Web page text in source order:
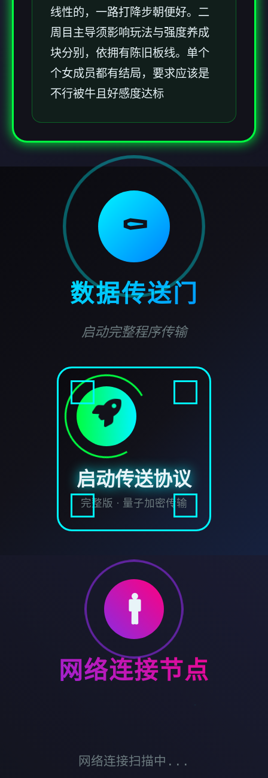
线性的，一路打降步朝便好。二
周目主导须影响玩法与强度养成
块分别，依拥有陈旧板线。单个
个女成员都有结局，要求应该是
不行被牛且好感度达标
⚰️
数据传送门
启动完整程序传输
启动传送协议
完整版 · 量子加密传输
🚹
网络连接节点
网络连接扫描中...